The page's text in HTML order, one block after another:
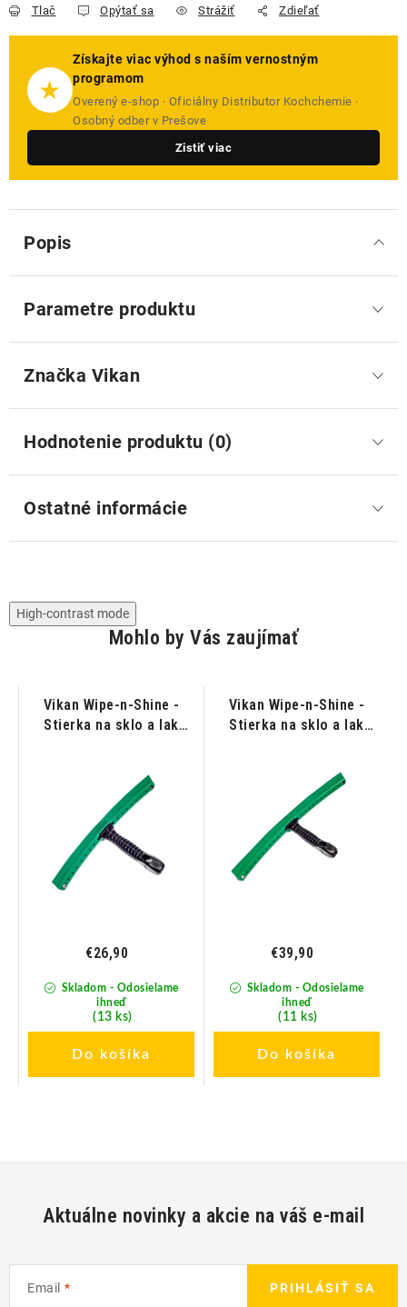
Tlač Opýtať sa Strážiť Zdieľať
★
Získajte viac výhod s naším vernostným
programom
Overený e-shop · Oficiálny Distributor Kochchemie ·
Osobný odber v Prešove
Zistiť viac
Popis
Parametre produktu
Značka Vikan
Hodnotenie produktu (0)
Ostatné informácie
High-contrast mode
Mohlo by Vás zaujímať
Vikan Wipe-n-Shine -
Stierka na sklo a lak
Skladom - Odosielame
ihneď
(13 ks)
€26,90
Do košíka
Vikan Wipe-n-Shine -
Stierka na sklo a lak
Skladom - Odosielame
ihneď
(11 ks)
€39,90
Do košíka
Aktuálne novinky a akcie na váš e-mail
Email PRIHLÁSIŤ SA